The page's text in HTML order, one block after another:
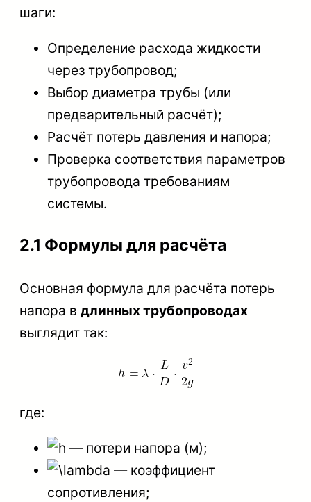
шаги:
Определение расхода жидкости
через трубопровод;
Выбор диаметра трубы (или
предварительный расчёт);
Расчёт потерь давления и напора;
Проверка соответствия параметров
трубопровода требованиям
системы.
2.1 Формулы для расчёта
Основная формула для расчёта потерь
напора в длинных трубопроводах
выглядит так:
где:
— потери напора (м);
— коэффициент
сопротивления;